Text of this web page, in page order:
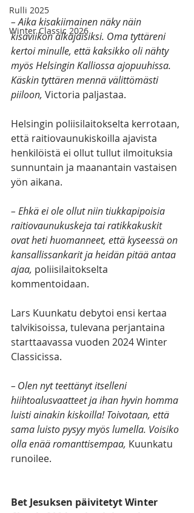
Rulli 2025
Winter Classic 2026
– Aika kisakiimainen näky näin
kisaviikon alkajaisiksi. Oma tyttäreni
kertoi minulle, että kaksikko oli nähty
myös Helsingin Kalliossa ajopuuhissa.
Käskin tyttären mennä välittömästi
piiloon, Victoria paljastaa.
Helsingin poliisilaitokselta kerrotaan,
että raitiovaunukiskoilla ajavista
henkilöistä ei ollut tullut ilmoituksia
sunnuntain ja maanantain vastaisen
yön aikana.
– Ehkä ei ole ollut niin tiukkapipoisia
raitiovaunukuskeja tai ratikkakuskit
ovat heti huomanneet, että kyseessä on
kansallissankarit ja heidän pitää antaa
ajaa, poliisilaitokselta
kommentoidaan.
Lars Kuunkatu debytoi ensi kertaa
talvikisoissa, tulevana perjantaina
starttaavassa vuoden 2024 Winter
Classicissa.
– Olen nyt teettänyt itselleni
hiihtoalusvaatteet ja ihan hyvin homma
luisti ainakin kiskoilla! Toivotaan, että
sama luisto pysyy myös lumella. Voisiko
olla enää romanttisempaa, Kuunkatu
runoilee.
Bet Jesuksen päivitetyt Winter